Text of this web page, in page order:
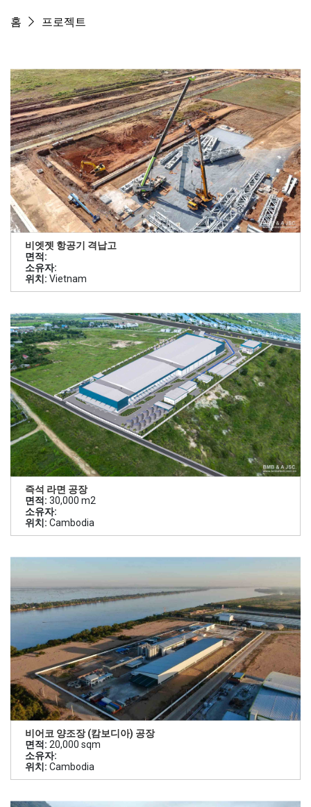
홈 프로젝트
비엣젯 항공기 격납고
면적:
소유자:
위치: Vietnam
즉석 라면 공장
면적: 30,000 m2
소유자:
위치: Cambodia
비어코 양조장 (캄보디아) 공장
면적: 20,000 sqm
소유자:
위치: Cambodia